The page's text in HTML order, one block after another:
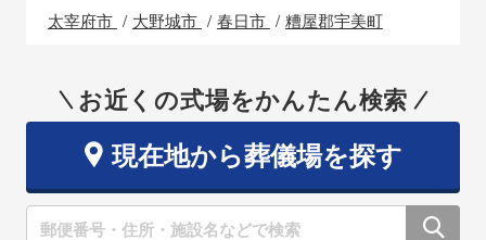
太宰府市 大野城市 春日市 糟屋郡宇美町
お近くの式場をかんたん検索
現在地から葬儀場を探す